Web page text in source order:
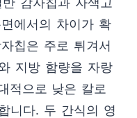
에서의 차이가 확
칩은 주로 튀겨서
지방 함량을 자랑
적으로 낮은 칼로
니다. 두 간식의 영